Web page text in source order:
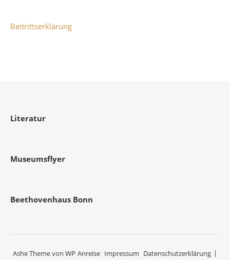
Beitrittserklärung
Literatur
Museumsflyer
Beethovenhaus Bonn
Anreise Impressum Datenschutzerklärung
Ashe Theme von WP